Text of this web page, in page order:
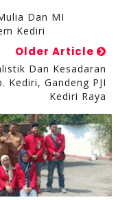
Dan MI
Kediri
Older Article
Dan Kesadaran
Kediri, Gandeng PJI
Kediri Raya